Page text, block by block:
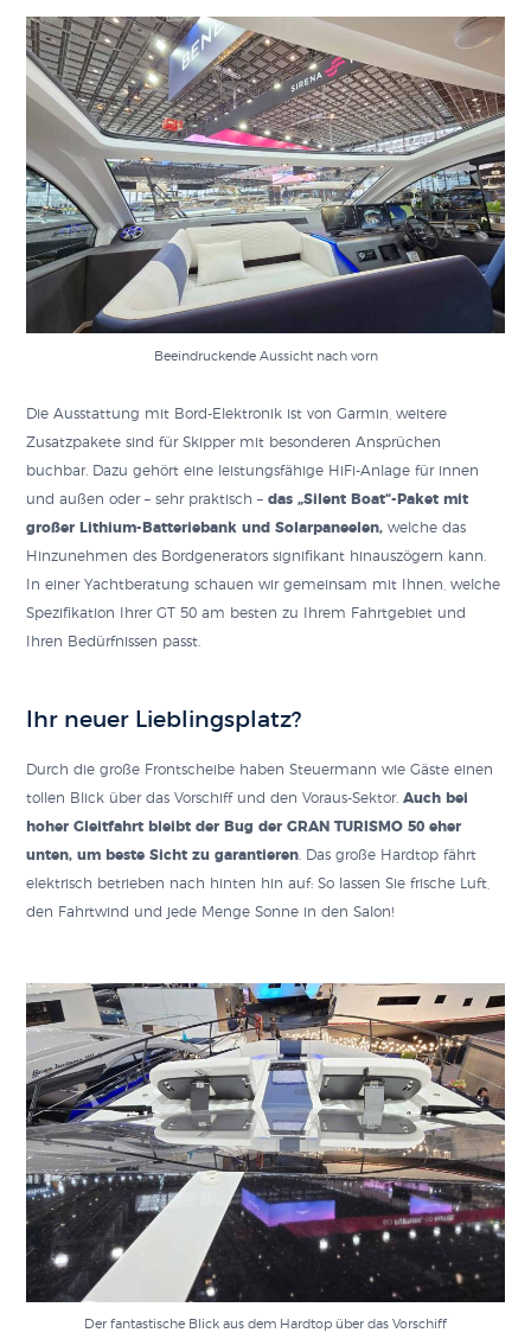
Beeindruckende Aussicht nach vorn
Die Ausstattung mit Bord-Elektronik ist von Garmin, weitere
Zusatzpakete sind für Skipper mit besonderen Ansprüchen
buchbar. Dazu gehört eine leistungsfähige HiFi-Anlage für innen
und außen oder – sehr praktisch –das „Silent Boat“-Paket mit
großer Lithium-Batteriebank und Solarpaneelen,welche das
Hinzunehmen des Bordgenerators signifikant hinauszögern kann.
In einer Yachtberatung schauen wir gemeinsam mit Ihnen, welche
Spezifikation Ihrer GT 50 am besten zu Ihrem Fahrtgebiet und
Ihren Bedürfnissen passt.
Ihr neuer Lieblingsplatz?
Durch die große Frontscheibe haben Steuermann wie Gäste einen
tollen Blick über das Vorschiff und den Voraus-Sektor.Auch bei
hoher Gleitfahrt bleibt der Bug der GRAN TURISMO 50 eher
unten, um beste Sicht zu garantieren . Das große Hardtop fährt
elektrisch betrieben nach hinten hin auf: So lassen Sie frische Luft,
den Fahrtwind und jede Menge Sonne in den Salon!
Der fantastische Blick aus dem Hardtop über das Vorschiff